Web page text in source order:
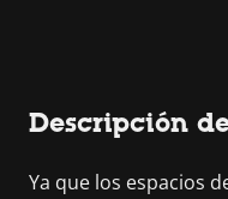
Descripción
Ya que los espacios